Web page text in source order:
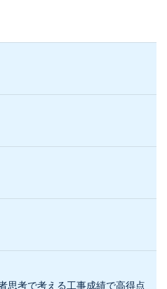
思考で考える工事成績で高得点